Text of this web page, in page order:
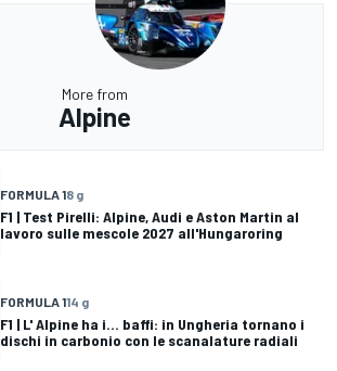
More from
Alpine
FORMULA 18 g
F1 | Test Pirelli: Alpine, Audi e Aston Martin al
lavoro sulle mescole 2027 all'Hungaroring
FORMULA 114 g
F1 | L' Alpine ha i... baffi: in Ungheria tornano i
dischi in carbonio con le scanalature radiali